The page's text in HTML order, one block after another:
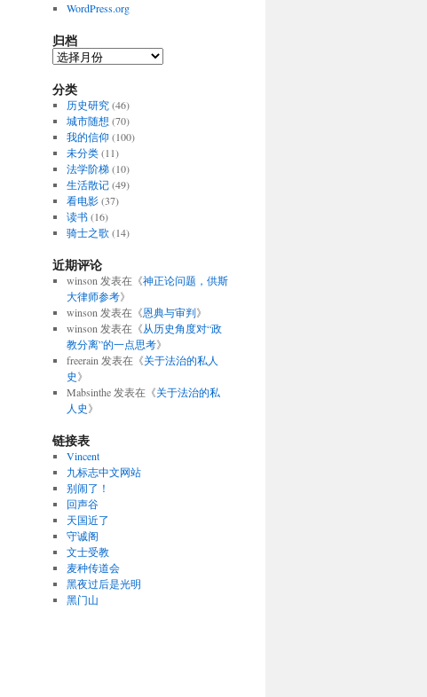
WordPress.org
归档
归
分类
历史研究(46)
城市随想 (70)
我的信仰 (100)
未分类(11)
法学阶梯(10)
生活散记(49)
看电影(37)
读书(16)
骑士之歌 (14)
近期评论
winson 发表在《神正论问题，供斯
大律师参考》
winson 发表在《恩典与审判》
winson 发表在《从历史角度对“政
教分离”的一点思考》
freerain 发表在《关于法治的私人
史》
Mabsinthe发表在《关于法治的私
人史》
链接表
Vincent
九标志中文网站
别闹了！
回声谷
天国近了
守诚阁
文士受教
麦种传道会
黑夜过后是光明
黑门山